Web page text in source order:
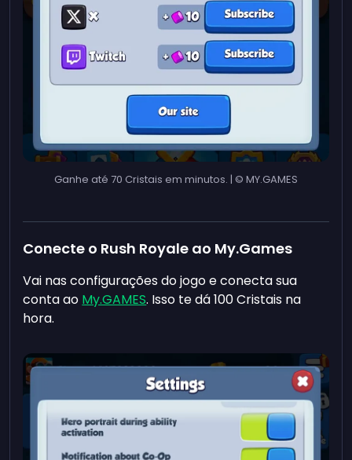
Ganhe até 70 Cristais em minutos. | © MY.GAMES
Conecte o Rush Royale ao My.Games
Vai nas configurações do jogo e conecta sua
conta ao My.GAMES. Isso te dá 100 Cristais na
hora.